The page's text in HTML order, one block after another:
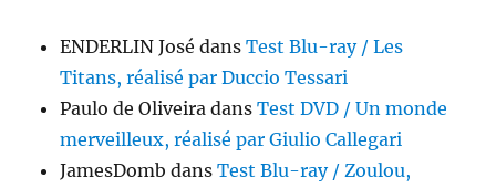
ENDERLIN José dansTest Blu-ray / Les
Titans, réalisé par Duccio Tessari
Paulo de Oliveira dansTest DVD / Un monde
merveilleux, réalisé par Giulio Callegari
JamesDomb dansTest Blu-ray / Zoulou,